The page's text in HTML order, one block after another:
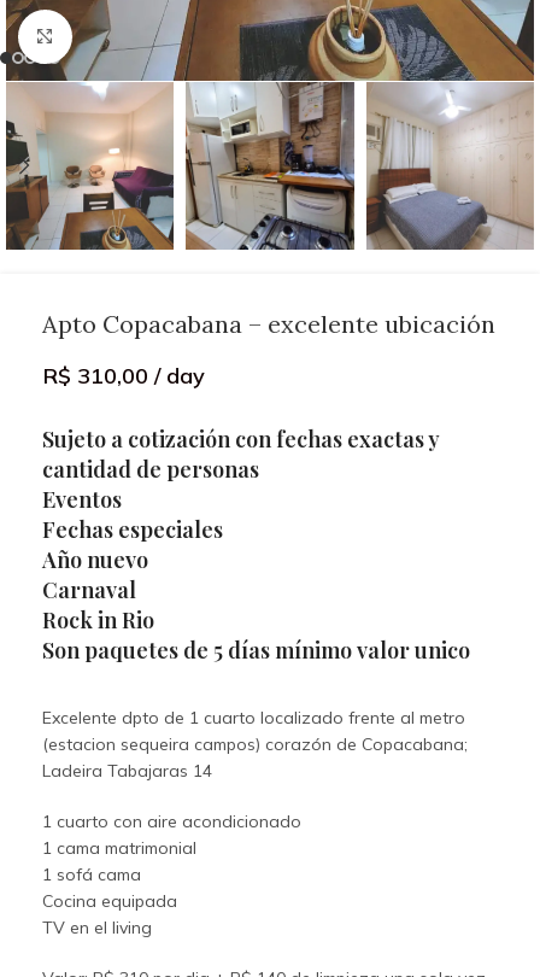
Click to enlarge
Apto Copacabana – excelente ubicación
R$ 310,00 / day
Sujeto a cotización con fechas exactas y
cantidad de personas
Eventos
Fechas especiales
Año nuevo
Carnaval
Rock in Rio
Son paquetes de 5 días mínimo valor unico
Excelente dpto de 1 cuarto localizado frente al metro
(estacion sequeira campos) corazón de Copacabana;
Ladeira Tabajaras 14
1 cuarto con aire acondicionado
1 cama matrimonial
1 sofá cama
Cocina equipada
TV en el living